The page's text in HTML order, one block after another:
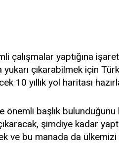
çalışmalar yaptığına
çıkarabilmek için
10 yıllık yol haritası
önemli başlık
şimdiye kadar
ve bu manada da